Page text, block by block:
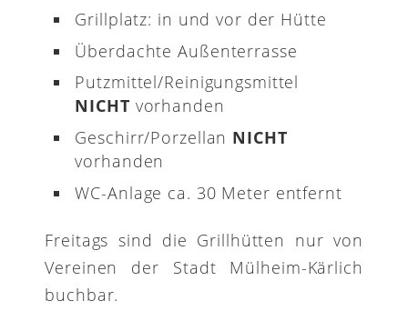
Grillplatz: in und vor der Hütte
Überdachte Außenterrasse
Putzmittel/Reinigungsmittel
NICHT vorhanden
Geschirr/Porzellan NICHT
vorhanden
WC-Anlage ca. 30 Meter entfernt
Freitags sind die Grillhütten nur von
Vereinen der Stadt Mülheim-Kärlich
buchbar.